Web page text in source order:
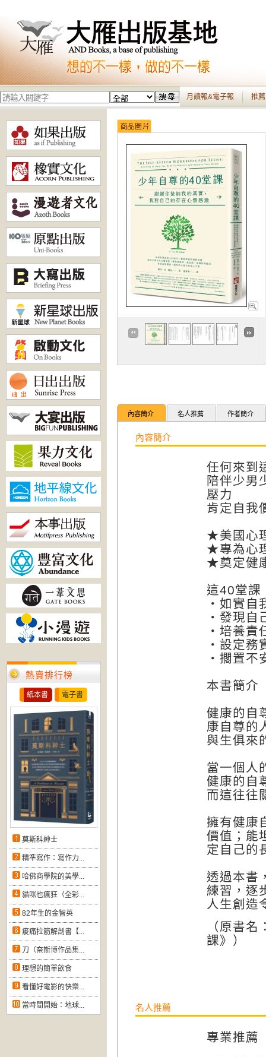
月讀報&電子報 推
熱賣排行榜
紙本書 電子書
莫斯科紳士
精準寫作：寫作力...
哈佛商學院的美學...
貓咪也瘋狂（全彩...
82年生的金智英
痠痛拉筋解剖書【...
刀（奈斯博作品集...
理想的簡單飲食
看懂好電影的快樂...
當時間開始：地球...
內容簡介 名人推薦 作者簡介
內容簡介
任何來到
陪伴少男
壓力
肯定自我
★美國心
★專為心
★奠定健
這40堂課
・如實自
・發現自
・培養責
・設定務
・擱置不
本書簡介
健康的自
康自尊的
與生俱來
當一個人
健康的自
而這往往
擁有健康
價值；能
定自己的
透過本書
練習，逐
人生創造
（原書
課》）
名人推薦
專業推薦